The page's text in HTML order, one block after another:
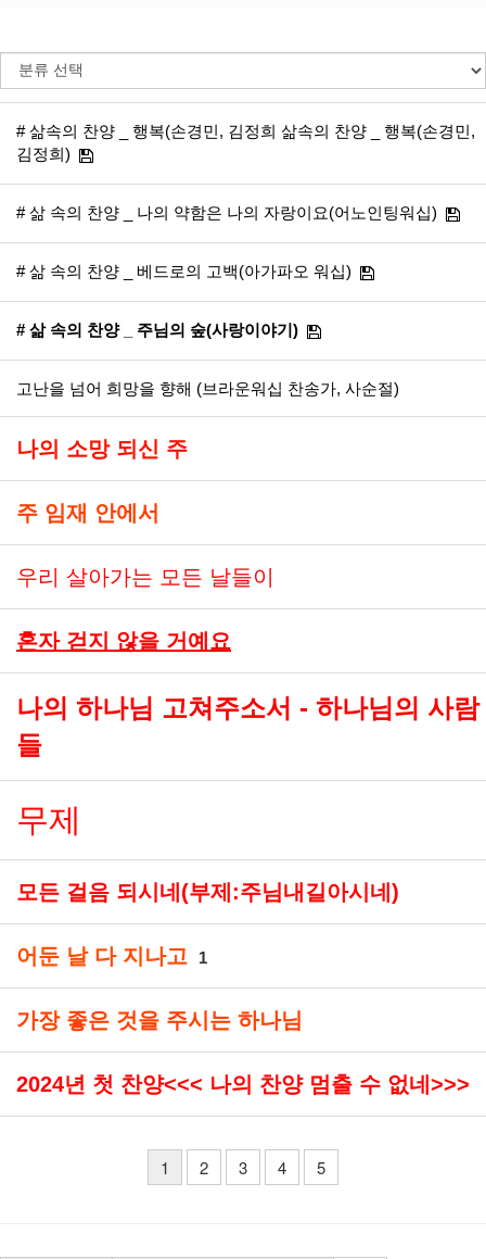
# 삶속의 찬양 _ 행복(손경민, 김정희 삶속의 찬양 _ 행복(손경민,
김정희)
# 삶 속의 찬양 _ 나의 약함은 나의 자랑이요(어노인팅워십)
# 삶 속의 찬양 _ 베드로의 고백(아가파오 워십)
# 삶 속의 찬양 _ 주님의 숲(사랑이야기)
고난을 넘어 희망을 향해 (브라운워십 찬송가, 사순절)
나의 소망 되신 주
주 임재 안에서
우리 살아가는 모든 날들이
혼자 걷지 않을 거예요
나의 하나님 고쳐주소서 - 하나님의 사람
들
무제
모든 걸음 되시네(부제:주님내길아시네)
어둔 날 다 지나고 1
가장 좋은 것을 주시는 하나님
2024년 첫 찬양<<< 나의 찬양 멈출 수 없네>>>
1 2 3 4 5